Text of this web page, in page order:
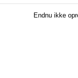
Endnu ikke